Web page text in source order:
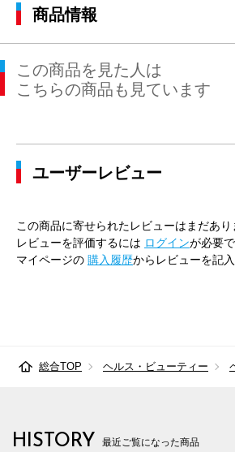
商品情報
この商品を見た人は
こちらの商品も見ています
ユーザーレビュー
この商品に寄せられたレビューはまだあり
レビューを評価するには ログインが必要で
マイページの 購入履歴からレビューを記
総合TOP ヘルス・ビューティー
HISTORY 最近ご覧になった商品